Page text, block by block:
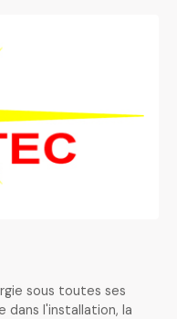
sous toutes ses
dans l'installation, la